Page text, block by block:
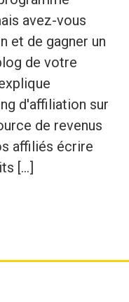
avez-vous
et de gagner un
de votre
d'affiliation sur
de revenus
affiliés écrire
[...]